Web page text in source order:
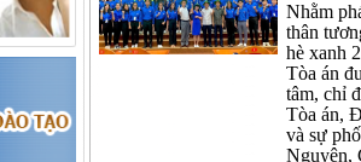
Nhằm
thân
hè xanh
Tòa án
tâm, chỉ
Tòa án,
và sự
Nguyên,